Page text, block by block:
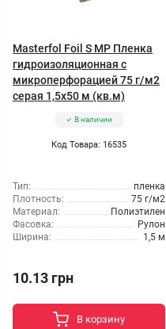
Masterfol Foil S MP Пленка
гидроизоляционная с
микроперфорацией 75 г/м2
серая 1,5x50 м (кв.м)
В наличии
Код Товара: 16535
Тип:
пленка
Плотность:
75 г/м2
Материал:
Полиэтилен
Фасовка:
Рулон
Ширина:
1,5 м
10.13 грн
В корзину